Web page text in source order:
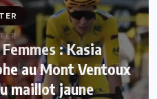
: Kasia
au Mont Ventoux
maillot jaune
s’offre Rodri
d’euros